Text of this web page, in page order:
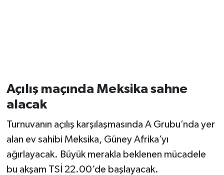
Açılış maçında Meksika sahne
alacak
Turnuvanın açılış karşılaşmasında A Grubu’nda yer
alan ev sahibi Meksika, Güney Afrika’yı
ağırlayacak. Büyük merakla beklenen mücadele
bu akşam TSİ 22.00’de başlayacak.